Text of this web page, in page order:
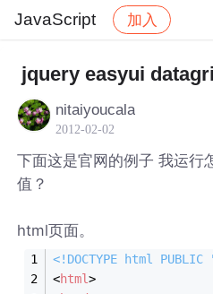
JavaScript 加入
社区 JavaScript 帖
jquery easyui
nitaiyoucala
2012-02-02
下面这是官网的例子 我运行
值？
html页面。
<!DOCTYPE html PUBLIC
<html>